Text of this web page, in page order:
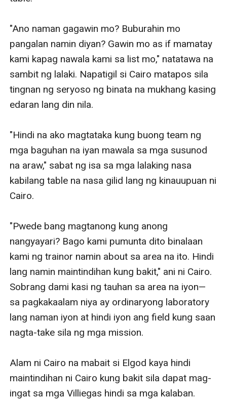
"Ano naman gagawin mo? Buburahin mo
pangalan namin diyan? Gawin mo as if mamatay
kami kapag nawala kami sa list mo," natatawa na
sambit ng lalaki. Napatigil si Cairo matapos sila
tingnan ng seryoso ng binata na mukhang kasing
edaran lang din nila.
"Hindi na ako magtataka kung buong team ng
mga baguhan na iyan mawala sa mga susunod
na araw," sabat ng isa sa mga lalaking nasa
kabilang table na nasa gilid lang ng kinauupuan ni
Cairo.
"Pwede bang magtanong kung anong
nangyayari? Bago kami pumunta dito binalaan
kami ng trainor namin about sa area na ito. Hindi
lang namin maintindihan kung bakit," ani ni Cairo.
Sobrang dami kasi ng tauhan sa area na iyon—
sa pagkakaalam niya ay ordinaryong laboratory
lang naman iyon at hindi iyon ang field kung saan
nagta-take sila ng mga mission.
Alam ni Cairo na mabait si Elgod kaya hindi
maintindihan ni Cairo kung bakit sila dapat mag-
ingat sa mga Villiegas hindi sa mga kalaban.